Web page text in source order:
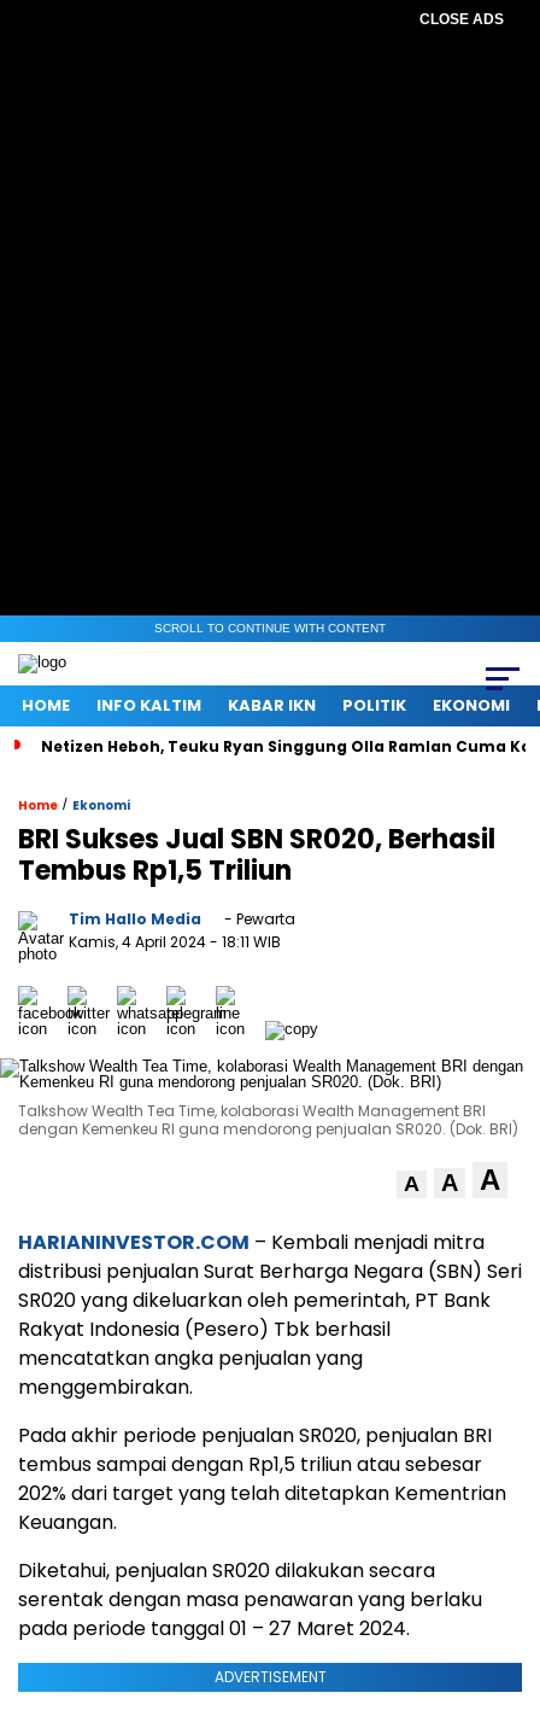
CLOSE ADS
SCROLL TO CONTINUE WITH CONTENT
HOME INFO KALTIM KABAR IKN POLITIK EKONOMI
Netizen Heboh, Teuku Ryan Singgung Olla Ramlan Cuma
Home / Ekonomi
BRI Sukses Jual SBN SR020, Berhasil
Tembus Rp1,5 Triliun
Tim Hallo Media
- Pewarta
Kamis, 4 April 2024- 18:11 WIB
Talkshow Wealth Tea Time, kolaborasi Wealth Management BRI
dengan Kemenkeu RI guna mendorong penjualan SR020. (Dok. BRI)
A A A
HARIANINVESTOR.COM – Kembali menjadi mitra
distribusi penjualan Surat Berharga Negara (SBN) Seri
SR020 yang dikeluarkan oleh pemerintah, PT Bank
Rakyat Indonesia (Pesero) Tbk berhasil
mencatatkan angka penjualan yang
menggembirakan.
Pada akhir periode penjualan SR020, penjualan BRI
tembus sampai dengan Rp1,5 triliun atau sebesar
202% dari target yang telah ditetapkan Kementrian
Keuangan.
Diketahui, penjualan SR020 dilakukan secara
serentak dengan masa penawaran yang berlaku
pada periode tanggal 01 – 27 Maret 2024.
ADVERTISEMENT